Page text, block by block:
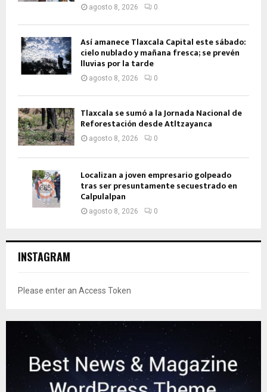
agosto 8, 2026 0
Así amanece Tlaxcala Capital este sábado:
cielo nublado y mañana fresca; se prevén
lluvias por la tarde
agosto 8, 2026 0
Tlaxcala se sumó a la Jornada Nacional de
Reforestación desde Atltzayanca
agosto 8, 2026 0
Localizan a joven empresario golpeado
tras ser presuntamente secuestrado en
Calpulalpan
agosto 8, 2026 0
INSTAGRAM
Please enter an Access Token